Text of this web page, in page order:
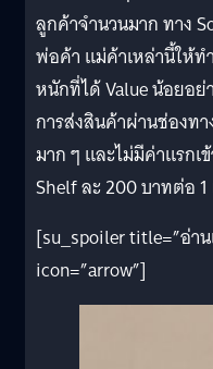
ลูกค้าจำนวนมาก ทาง
พ่อค้า แม่ค้าเหล่านี้ให้ท
หนักที่ได้ Value น้อยอ
การส่งสินค้าผ่านช่องท
มาก ๆ และไม่มีค่าแรก
Shelf ละ 200 บาทต่อ 1
[su_spoiler title=”อ่า
icon=”arrow”]